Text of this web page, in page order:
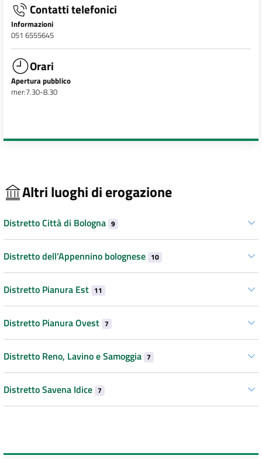
Contatti telefonici
Informazioni
051 6555645
Orari
Apertura pubblico
mer:7.30-8.30
Altri luoghi di erogazione
Distretto Città di Bologna 9
Distretto dell’Appennino bolognese 10
Distretto Pianura Est 11
Distretto Pianura Ovest 7
Distretto Reno, Lavino e Samoggia 7
Distretto Savena Idice 7